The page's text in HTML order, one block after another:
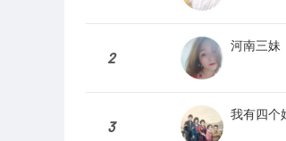
2
河南三妹
3
我有四个